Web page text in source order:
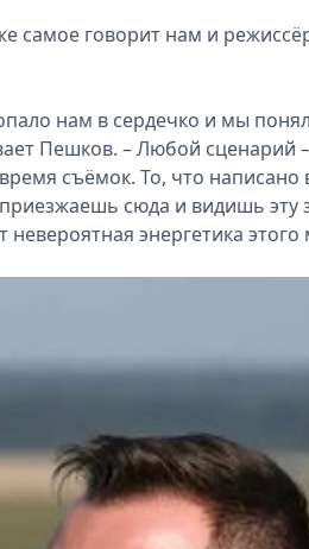
самое говорит нам и
нам в сердечко и мы
Пешков. – Любой сценарий
съёмок. То, что написано
сюда и видишь эту
энергетика этого